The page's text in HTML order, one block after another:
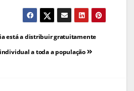
está a distribuir gratuitamente
a toda a população